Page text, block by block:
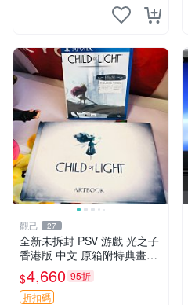
觀己 27
全新未拆封 PSV 游戲 光之子
香港版 中文 原箱附特典畫冊
輝耀上市嚴選商品 光之子 港
版 PSV 特典畫冊
$4,660 95折
折扣碼